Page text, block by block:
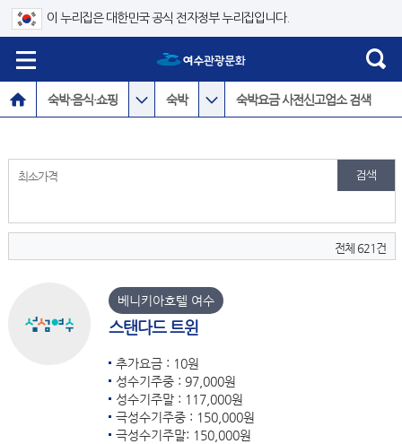
이 누리집은 대한민국 공식 전자정부 누리집입니다.
숙박·음식·쇼핑 숙박 숙박요금 사전신고업소 검색
최소가격 ~
전체 621건
베니키아호텔 여수
스탠다드 트윈
추가요금 : 10원
성수기주중 : 97,000원
성수기주말 : 117,000원
극성수기주중 : 150,000원
극성수기주말: 150,000원